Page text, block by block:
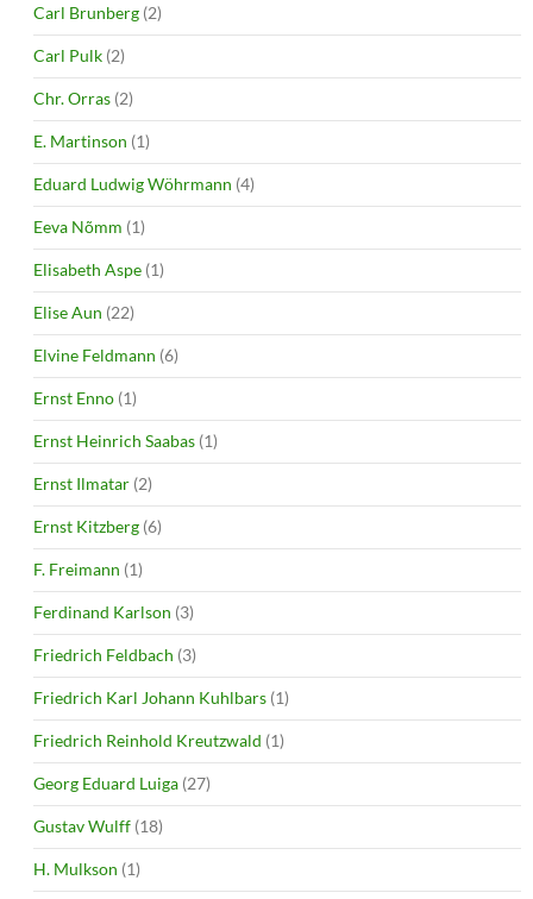
Carl Brunberg (2)
Carl Pulk (2)
Chr. Orras (2)
E. Martinson (1)
Eduard Ludwig Wöhrmann (4)
Eeva Nõmm (1)
Elisabeth Aspe (1)
Elise Aun (22)
Elvine Feldmann (6)
Ernst Enno (1)
Ernst Heinrich Saabas (1)
Ernst Ilmatar (2)
Ernst Kitzberg (6)
F. Freimann (1)
Ferdinand Karlson (3)
Friedrich Feldbach (3)
Friedrich Karl Johann Kuhlbars (1)
Friedrich Reinhold Kreutzwald (1)
Georg Eduard Luiga (27)
Gustav Wulff (18)
H. Mulkson (1)